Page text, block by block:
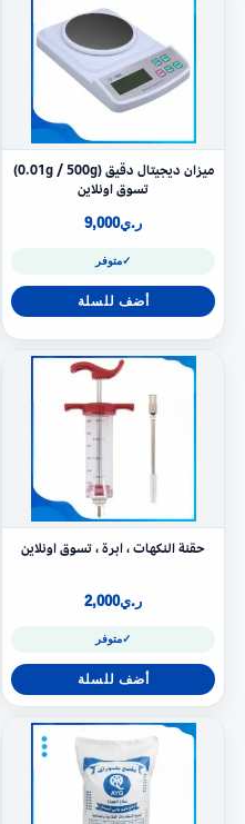
میزان دیجیتال دقيق (0.01g / 500g)
تسوق اونلاين
ر.ي9,000
✓متوفر
أضف للسلة
حقنة النكهات ، ابرة ، تسوق اونلاين
ر.ي2,000
✓متوفر
أضف للسلة